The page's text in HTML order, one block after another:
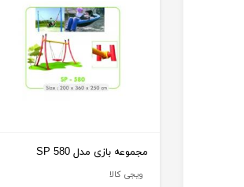
مجموعه بازی مدل SP 580
ویجی کالا